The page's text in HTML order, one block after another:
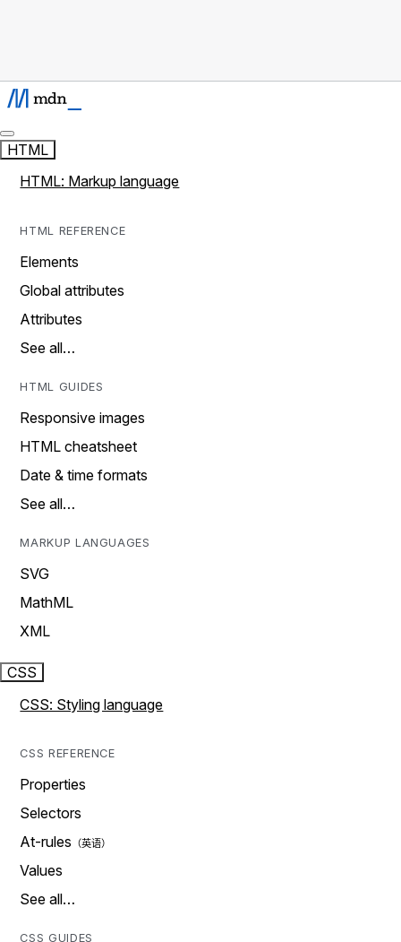
HTML
HTML: Markup language
HTML REFERENCE
Elements
Global attributes
Attributes
See all…
HTML GUIDES
Responsive images
HTML cheatsheet
Date & time formats
See all…
MARKUP LANGUAGES
SVG
MathML
XML
CSS
CSS: Styling language
CSS REFERENCE
Properties
Selectors
At-rules
Values
See all…
CSS GUIDES